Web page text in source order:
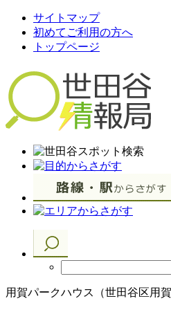
サイトマップ
初めてご利用の方へ
トップページ
用賀パークハウス（世田谷区用